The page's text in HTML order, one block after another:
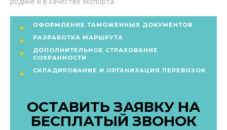
ОФОРМЛЕНИЕ ТАМОЖЕННЫХ ДОКУМЕНТОВ
РАЗРАБОТКА МАРШРУТА
ДОПОЛНИТЕЛЬНОЕ СТРАХОВАНИЕ
СОХРАННОСТИ
СКЛАДИРОВАНИЕ И ОРГАНИЗАЦИЯ ПЕРЕВОЗОК
ОСТАВИТЬ ЗАЯВКУ НА
БЕСПЛАТЫЙ ЗВОНОК